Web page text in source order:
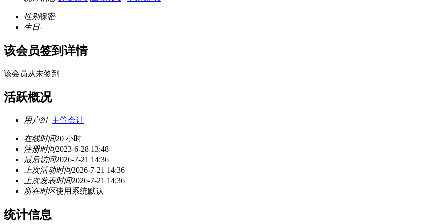
性别保密
生日-
该会员签到详情
该会员从未签到
活跃概况
用户组 主管会计
在线时间20 小时
注册时间2023-6-28 13:48
最后访问2026-7-21 14:36
上次活动时间2026-7-21 14:36
上次发表时间2026-7-21 14:36
所在时区使用系统默认
统计信息